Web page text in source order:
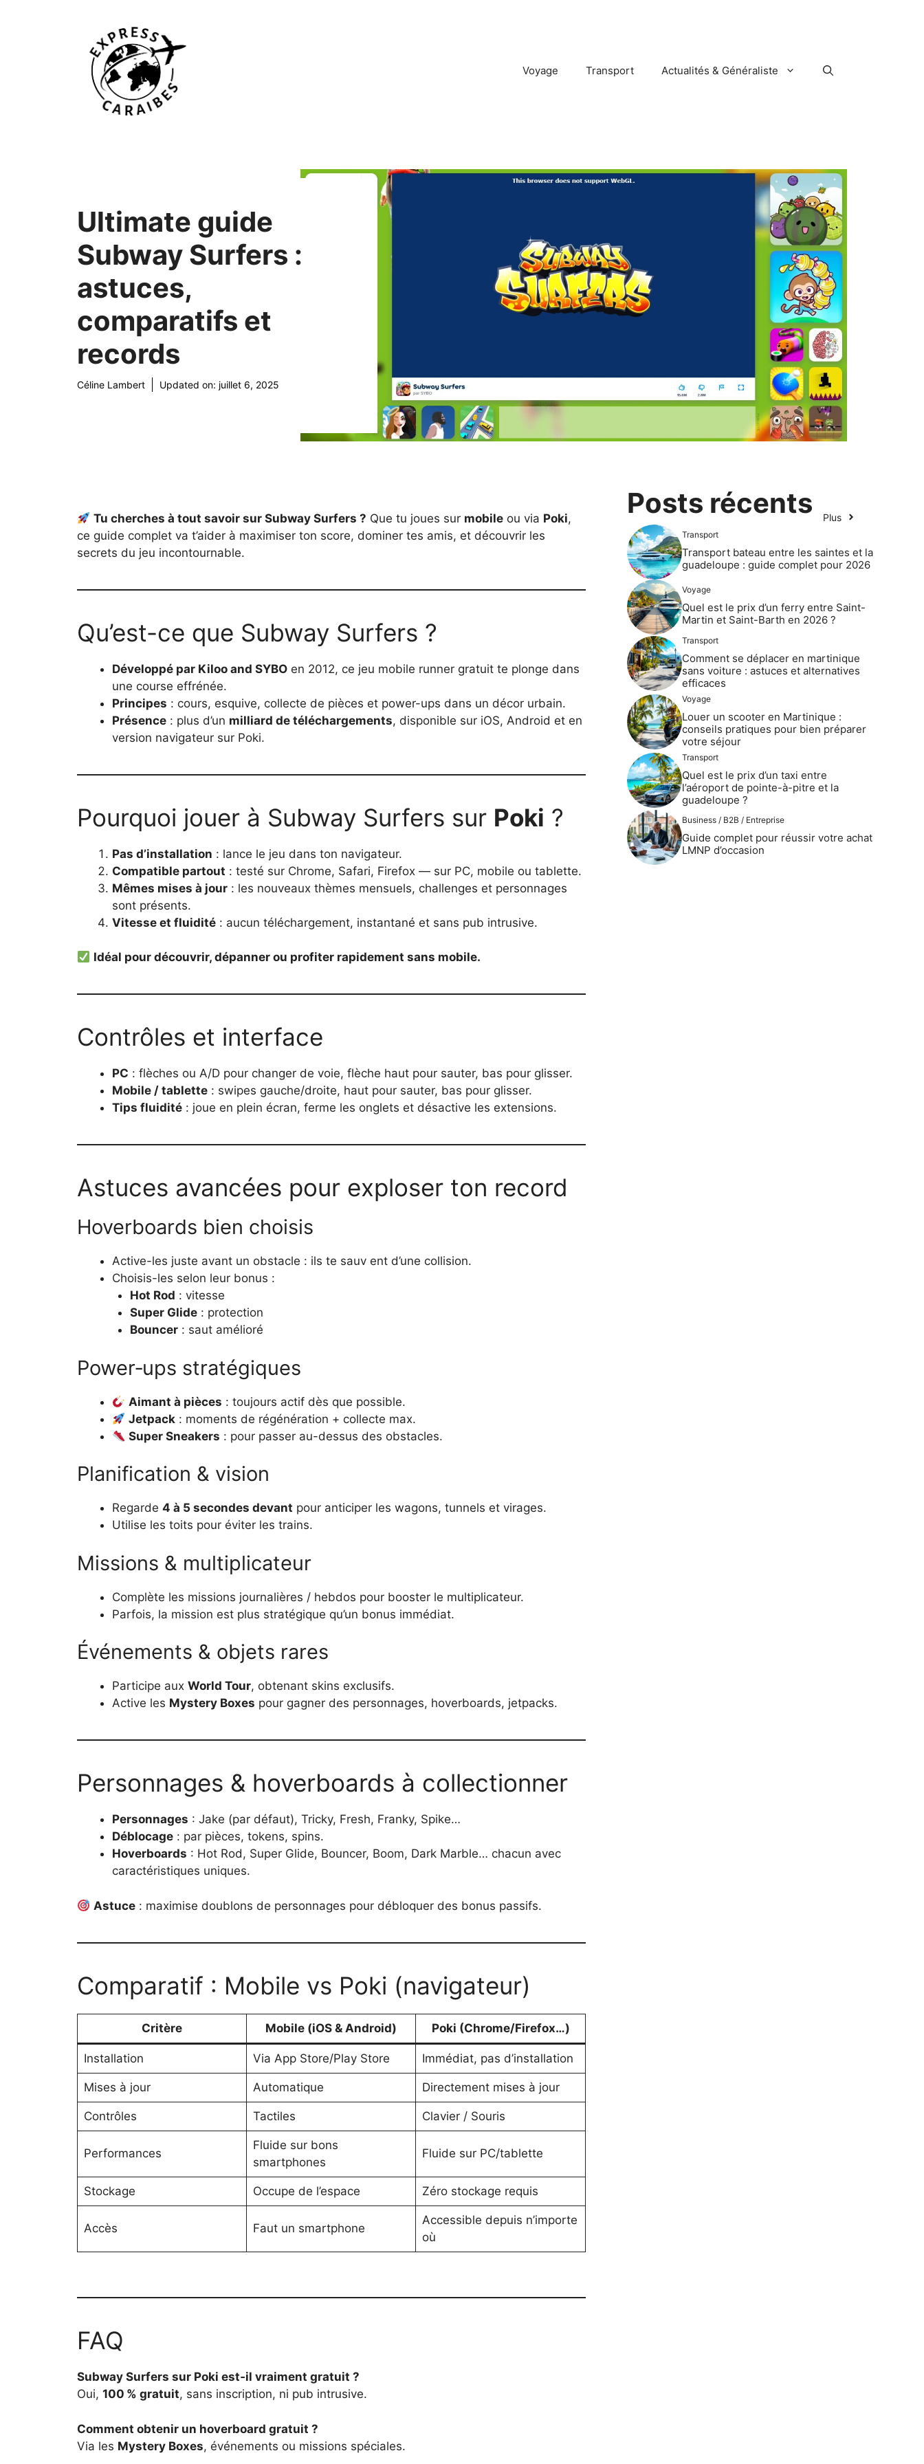
Voyage Transport Actualités & Généraliste
Ultimate guide
Subway Surfers :
astuces,
comparatifs et
records
Céline Lambert Updated on: juillet 6, 2025
Tu cherches à tout savoir sur Subway Surfers ? Que tu joues sur mobile ou via Poki,
ce guide complet va t’aider à maximiser ton score, dominer tes amis, et découvrir les
secrets du jeu incontournable.
Qu’est-ce que Subway Surfers ?
Développé par Kiloo and SYBO en 2012, ce jeu mobile runner gratuit te plonge dans
une course effrénée.
Principes : cours, esquive, collecte de pièces et power-ups dans un décor urbain.
Présence : plus d’un milliard de téléchargements, disponible sur iOS, Android et en
version navigateur sur Poki.
Pourquoi jouer à Subway Surfers sur Poki ?
Pas d’installation : lance le jeu dans ton navigateur.
Compatible partout : testé sur Chrome, Safari, Firefox — sur PC, mobile ou tablette.
Mêmes mises à jour : les nouveaux thèmes mensuels, challenges et personnages
sont présents.
Vitesse et fluidité : aucun téléchargement, instantané et sans pub intrusive.
Idéal pour découvrir, dépanner ou profiter rapidement sans mobile.
Contrôles et interface
PC : flèches ou A/D pour changer de voie, flèche haut pour sauter, bas pour glisser.
Mobile / tablette : swipes gauche/droite, haut pour sauter, bas pour glisser.
Tips fluidité : joue en plein écran, ferme les onglets et désactive les extensions.
Astuces avancées pour exploser ton record
Hoverboards bien choisis
Active-les juste avant un obstacle : ils te sauv ent d’une collision.
Choisis-les selon leur bonus :
Hot Rod : vitesse
Super Glide: protection
Bouncer: saut amélioré
Power‑ups stratégiques
Aimant à pièces : toujours actif dès que possible.
Jetpack : moments de régénération + collecte max.
Super Sneakers : pour passer au-dessus des obstacles.
Planification & vision
Regarde 4 à 5 secondes devant pour anticiper les wagons, tunnels et virages.
Utilise les toits pour éviter les trains.
Missions & multiplicateur
Complète les missions journalières / hebdos pour booster le multiplicateur.
Parfois, la mission est plus stratégique qu’un bonus immédiat.
Événements & objets rares
Participe aux World Tour, obtenant skins exclusifs.
Active les Mystery Boxes pour gagner des personnages, hoverboards, jetpacks.
Personnages & hoverboards à collectionner
Personnages : Jake (par défaut), Tricky, Fresh, Franky, Spike…
Déblocage : par pièces, tokens, spins.
Hoverboards : Hot Rod, Super Glide, Bouncer, Boom, Dark Marble… chacun avec
caractéristiques uniques.
Astuce : maximise doublons de personnages pour débloquer des bonus passifs.
Comparatif : Mobile vs Poki (navigateur)
Critère Mobile (iOS & Android) Poki (Chrome/Firefox…)
Installation Via App Store/Play Store Immédiat, pas d’installation
Mises à jour Automatique Directement mises à jour
Contrôles Tactiles Clavier / Souris
Performances
Fluide sur bons
smartphones
Fluide sur PC/tablette
Stockage Occupe de l’espace Zéro stockage requis
Accès Faut un smartphone
Accessible depuis n’importe
où
FAQ
Subway Surfers sur Poki est‑il vraiment gratuit ?
Oui, 100 % gratuit, sans inscription, ni pub intrusive.
Comment obtenir un hoverboard gratuit ?
Via les Mystery Boxes, événements ou missions spéciales.
Posts récents Plus
Transport
Transport bateau entre les saintes et la
guadeloupe : guide complet pour 2026
Voyage
Quel est le prix d’un ferry entre Saint-
Martin et Saint-Barth en 2026 ?
Transport
Comment se déplacer en martinique
sans voiture : astuces et alternatives
efficaces
Voyage
Louer un scooter en Martinique :
conseils pratiques pour bien préparer
votre séjour
Transport
Quel est le prix d’un taxi entre
l’aéroport de pointe-à-pitre et la
guadeloupe ?
Business / B2B / Entreprise
Guide complet pour réussir votre achat
LMNP d’occasion